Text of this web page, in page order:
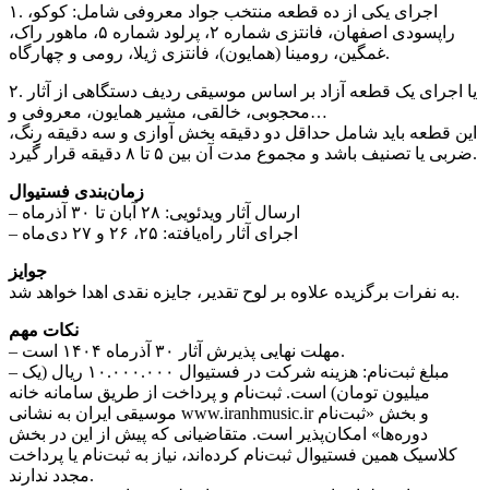
۱. اجرای یکی از ده قطعه منتخب جواد معروفی شامل: کوکو،
راپسودی اصفهان، فانتزی شماره ۲، پرلود شماره ۵، ماهور راک،
غمگین، رومینا (همایون)، فانتزی ژیلا، رومی و چهارگاه.
۲. یا اجرای یک قطعه آزاد بر اساس موسیقی ردیف دستگاهی از آثار
محجوبی، خالقی، مشیر همایون، معروفی و…
این قطعه باید شامل حداقل دو دقیقه بخش آوازی و سه دقیقه رِنگ،
ضربی یا تصنیف باشد و مجموع مدت آن بین ۵ تا ۸ دقیقه قرار گیرد.
زمان‌بندی فستیوال
– ارسال آثار ویدئویی: ۲۸ آبان تا ۳۰ آذرماه
– اجرای آثار راه‌یافته: ۲۵، ۲۶ و ۲۷ دی‌ماه
جوایز
به نفرات برگزیده علاوه بر لوح تقدیر، جایزه نقدی اهدا خواهد شد.
نکات مهم
– مهلت نهایی پذیرش آثار ۳۰ آذرماه ۱۴۰۴ است.
– مبلغ ثبت‌نام: هزینه شرکت در فستیوال ۱۰.۰۰۰.۰۰۰ ریال (یک
میلیون تومان) است. ثبت‌نام و پرداخت از طریق سامانه خانه
موسیقی ایران به نشانی www.iranhmusic.ir و بخش «ثبت‌نام
دوره‌ها» امکان‌پذیر است. متقاضیانی که پیش از این در بخش
کلاسیک همین فستیوال ثبت‌نام کرده‌اند، نیاز به ثبت‌نام یا پرداخت
مجدد ندارند.